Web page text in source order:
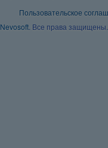
Пользовательское
Nevosoft . Все права защищены